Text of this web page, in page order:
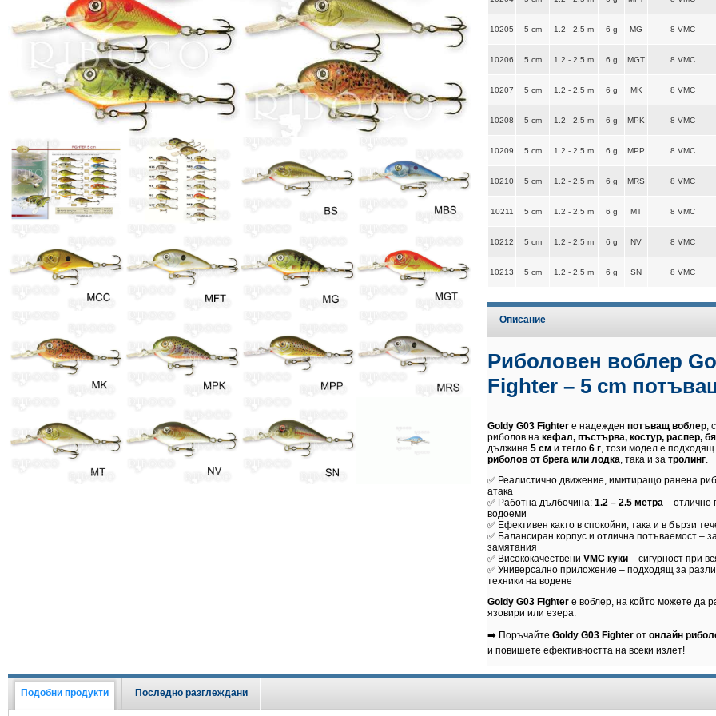
Виж всички Промоции
10205 5 cm 1.2 - 2.5 m 6 g MG 8 VMC
10206 5 cm 1.2 - 2.5 m 6 g MGT 8 VMC
10207 5 cm 1.2 - 2.5 m 6 g MK 8 VMC
10208 5 cm 1.2 - 2.5 m 6 g MPK 8 VMC
10209 5 cm 1.2 - 2.5 m 6 g MPP 8 VMC
10210 5 cm 1.2 - 2.5 m 6 g MRS 8 VMC
10211 5 cm 1.2 - 2.5 m 6 g MT 8 VMC
10212 5 cm 1.2 - 2.5 m 6 g NV 8 VMC
10213 5 cm 1.2 - 2.5 m 6 g SN 8 VMC
Описание
Риболовен воблер
Fighter – 5 cm
Goldy G03 Fighter е надежден потъващ воблер,
риболов на кефал, пъстърва, костур, распер,
дължина 5 см и тегло 6 г, този модел е подходящ
риболов от брега или лодка, така и за тролинг.
✅ Реалистично движение, имитиращо ранена
атака
✅ Работна дълбочина: 1.2 – 2.5 метра – отлично
водоеми
✅ Ефективен както в спокойни, така и в бързи
✅ Балансиран корпус и отлична потъваемост –
замятания
✅ Висококачествени VMC куки – сигурност при
✅ Универсално приложение – подходящ за
техники на водене
Goldy G03 Fighter е воблер, на който можете да
язовири или езера.
➡️ Поръчайте Goldy G03 Fighter от онлайн
и повишете ефективността на всеки излет!
Подобни продукти Последно разглеждани